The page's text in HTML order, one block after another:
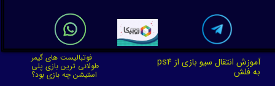
★★★
آموزش انتقال سیو بازی از ps4
به فلش
فوتبالیست های گیمر
طولانی ترین بازی پلی
استیشن چه بازی بود؟